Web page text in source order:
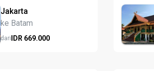
Jakarta
ke Batam
dariIDR 669.000